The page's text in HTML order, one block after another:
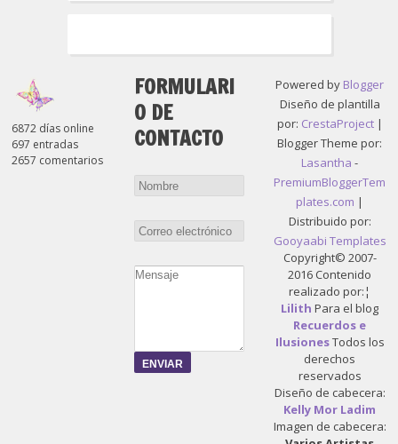
6872 días online
697 entradas
2657 comentarios
FORMULARI
O DE
CONTACTO
Powered by Blogger
Diseño de plantilla
por: CrestaProject|
Blogger Theme por:
Lasantha -
PremiumBloggerTem
plates.com |
Distribuido por:
Gooyaabi Templates
Copyright© 2007-
2016 Contenido
realizado por:¦
Lilith Para el blog
Recuerdos e
IlusionesTodos los
derechos
reservados
Diseño de cabecera:
Kelly Mor Ladim
Imagen de cabecera: